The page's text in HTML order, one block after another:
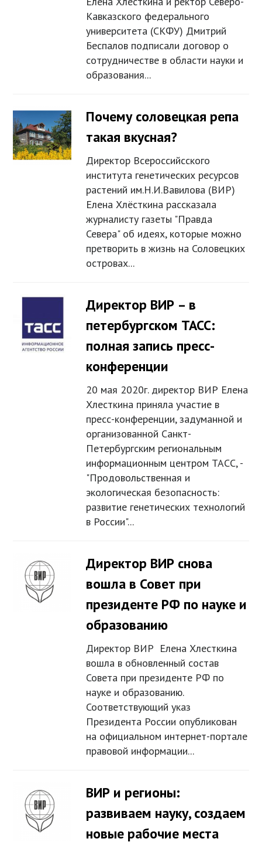
Кавказского федерального
университета (СКФУ) Дмитрий
Беспалов подписали договор о
сотрудничестве в области науки и
образования...
Почему соловецкая репа
такая вкусная?
Директор Всероссийсского
института генетических ресурсов
растений им.Н.И.Вавилова (ВИР)
Елена Хлёсткина рассказала
журналисту газеты "Правда
Севера" об идеях, которые можно
претворить в жизнь на Соловецких
островах...
Директор ВИР – в
петербургском ТАСС:
полная запись пресс-
конференции
20 мая 2020г. директор ВИР Елена
Хлесткина приняла участие в
пресс-конференции, задуманной и
организованной Санкт-
Петербургским региональным
информационным центром ТАСС, -
"Продовольственная и
экологическая безопасность:
развитие генетических технологий
в России"...
Директор ВИР снова
вошла в Совет при
президенте РФ по науке и
образованию
Директор ВИР Елена Хлесткина
вошла в обновленный состав
Совета при президенте РФ по
науке и образованию.
Соответствующий указ
Президента России опубликован
на официальном интернет-портале
правовой информации...
ВИР и регионы:
развиваем науку, создаем
новые рабочие места